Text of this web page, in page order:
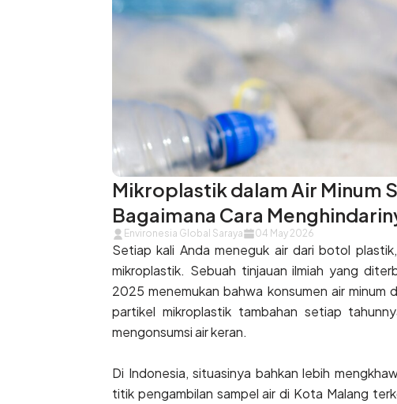
Mikroplastik dalam Air Minum
Bagaimana Cara
Environesia Global Saraya 04 May 2026
Setiap kali Anda meneguk air dari botol
mikroplastik. Sebuah tinjauan ilmiah yang
2025 menemukan bahwa konsumen air
partikel mikroplastik tambahan setiap
mengonsumsi air keran.
Di Indonesia, situasinya bahkan lebih
titik pengambilan sampel air di Kota Malang